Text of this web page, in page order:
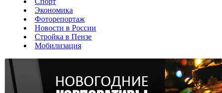
Экономика
Фоторепортаж
Новости в России
Стройка в Пензе
Мобилизация